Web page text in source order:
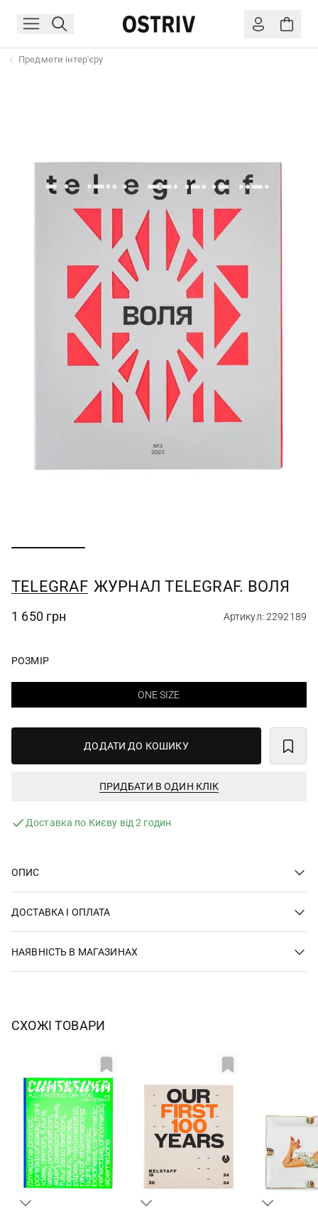
Предмети інтер'єру
TELEGRAF ЖУРНАЛ TELEGRAF. ВОЛЯ
1 650 грн Артикул: 2292189
РОЗМІР
ONE SIZE
ДОДАТИ ДО КОШИКУ
ПРИДБАТИ В ОДИН КЛІК
Доставка по Києву від 2 годин
ОПИС
ДОСТАВКА І ОПЛАТА
НАЯВНІСТЬ В МАГАЗИНАХ
СХОЖІ ТОВАРИ